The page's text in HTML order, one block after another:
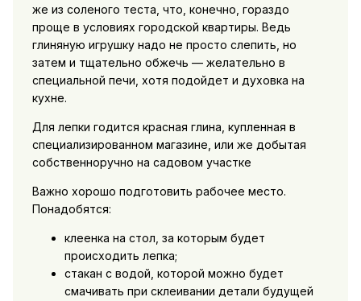
же из соленого теста, что, конечно, гораздо
проще в условиях городской квартиры. Ведь
глиняную игрушку надо не просто слепить, но
затем и тщательно обжечь — желательно в
специальной печи, хотя подойдет и духовка на
кухне.
Для лепки годится красная глина, купленная в
специализированном магазине, или же добытая
собственноручно на садовом участке
Важно хорошо подготовить рабочее место.
Понадобятся:
клеенка на стол, за которым будет
происходить лепка;
стакан с водой, которой можно будет
смачивать при склеивании детали будущей